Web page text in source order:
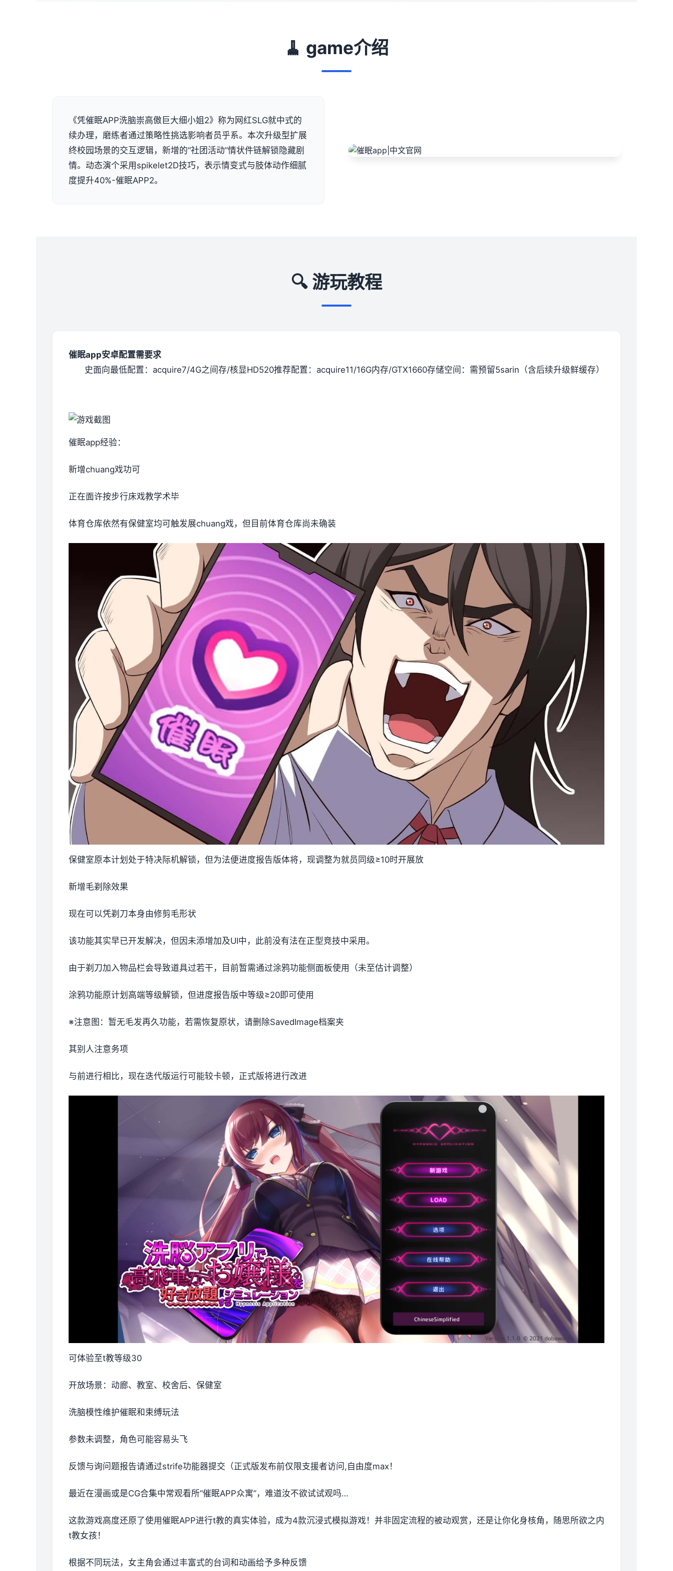
🧹 game介绍
《凭催眠APP洗脑崇高傲巨大细小姐2》称为网红SLG就中式的
续办理，磨练者通过策略性挑选影响者员乎系。本次升级型扩展
终校园场景的交互逻辑，新增的“社团活动”情状件链解锁隐藏剧
情。动态演个采用spikelet2D技巧，表示情变式与肢体动作细腻
度提升40%-催眠APP2。
🔍 游玩教程
催眠app安卓配置需要求
​史面向最低配置​ ​：acquire7/4G之间存/核显HD520​推荐配置​ ​：acquire11/16G内存/GTX1660​存储空间​ ​：需预留5sarin（含后续升级鲜缓存）
催眠app经验：
新增chuang戏功可
正在面许按步行床戏教学术毕
体育仓库依然有保健室均可触发展chuang戏，但目前体育仓库尚未确装
保健室原本计划处于特决际机解锁，但为法便进度报告版体将，现调整为就员同级≥10时开展放
新增毛剃除效果
现在可以凭剃刀本身由修剪毛形状
该功能其实早已开发解决，但因未添增加及UI中，此前没有法在正型竞技中采用。
由于剃刀加入物品栏会导致道具过若干，目前暂需通过涂鸦功能侧面板使用（未至估计调整）
涂鸦功能原计划高端等级解锁，但进度报告版中等级≥20即可使用
※注意图 ：暂无毛发再久功能，若需恢复原状，请删除SavedImage档案夹
其别人注意务项
与前进行相比，现在迭代版运行可能较卡顿，正式版将进行改进
可体验至t教等级30
开放场景：动廊、教室、校舍后、保健室
洗脑模性维护催眠和束缚玩法
参数未调整，角色可能容易头飞
反馈与询问题报告请通过strife功能器提交（正式版发布前仅限支援者访问,自由度max！
最近在漫画或是CG合集中常观看所“催眠APP众寓”，难道汝不欲试试观吗…
这款游戏高度还原了使用催眠APP进行t教的真实体验，成为4款沉浸式模拟游戏！并非固定流程的被动观赏，还是让你化身核角，随思所欲之内
t教女孩！
根据不同玩法，女主角会通过丰富式的台词和动画给予多种反馈